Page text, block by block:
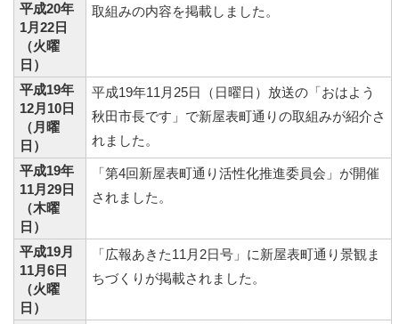
平成20年
1月22日
（火曜
日）
取組みの内容を掲載しました。
平成19年
12月10日
（月曜
日）
平成19年11月25日（日曜日）放送の「おはよう
秋田市長です」で新屋表町通りの取組みが紹介さ
れました。
平成19年
11月29日
（木曜
日）
「第4回新屋表町通り活性化推進委員会」が開催
されました。
平成19月
11月6日
（火曜
日）
「広報あきた11月2日号」に新屋表町通り景観ま
ちづくりが掲載されました。